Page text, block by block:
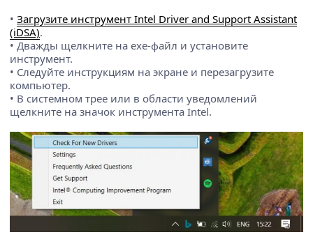
• Загрузите инструмент Intel Driver and Support Assistant
(iDSA).
• Дважды щелкните на exe-файл и установите
инструмент.
• Следуйте инструкциям на экране и перезагрузите
компьютер.
• В системном трее или в области уведомлений
щелкните на значок инструмента Intel.